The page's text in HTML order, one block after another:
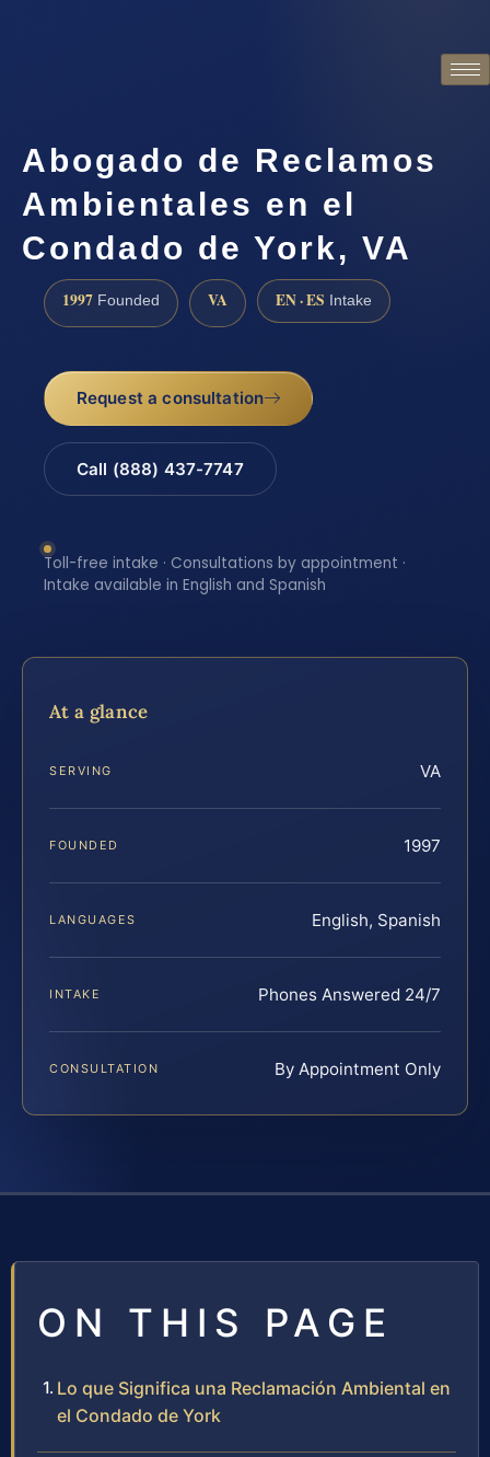
Abogado de Reclamos
Ambientales en el
Condado de York, VA
1997 Founded VA EN · ES Intake
Request a consultation
Call (888) 437-7747
Toll-free intake · Consultations by appointment ·
Intake available in English and Spanish
At a glance
SERVING VA
FOUNDED 1997
LANGUAGES English, Spanish
INTAKE Phones Answered 24/7
CONSULTATION By Appointment Only
ON THIS PAGE
Lo que Significa una Reclamación Ambiental en
el Condado de York